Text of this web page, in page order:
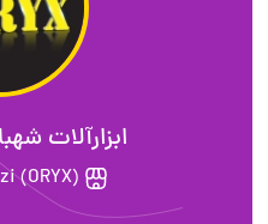
ابزارآلات
(ORYX)